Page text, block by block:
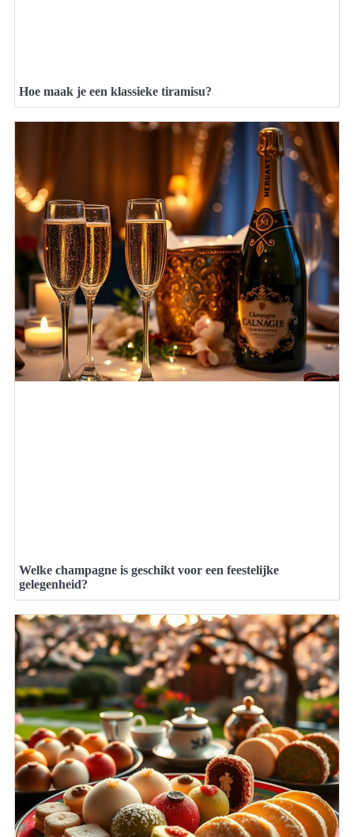
Hoe maak je een klassieke tiramisu?
Welke champagne is geschikt voor een feestelijke
gelegenheid?